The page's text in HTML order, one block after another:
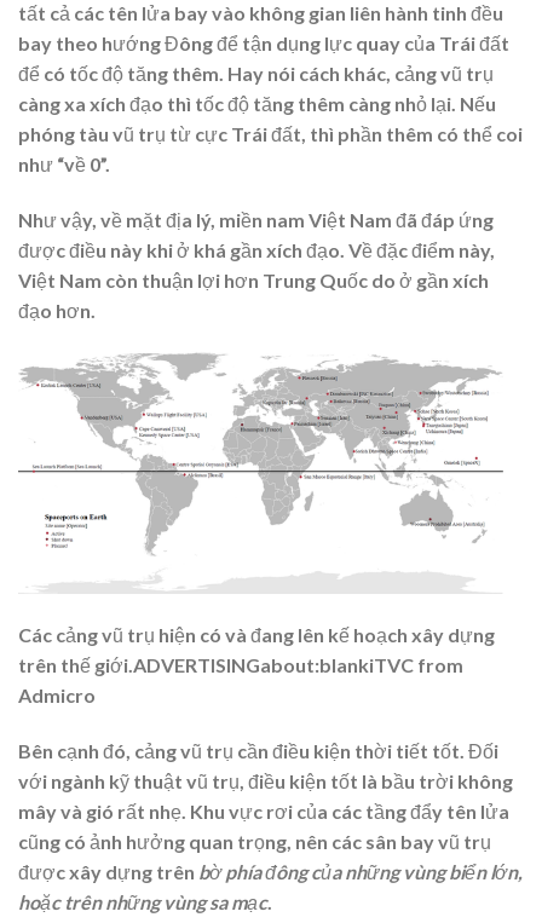
tất cả các tên lửa bay vào không gian liên hành tinh đều
bay theo hướng Đông để tận dụng lực quay của Trái đất
để có tốc độ tăng thêm. Hay nói cách khác, cảng vũ trụ
càng xa xích đạo thì tốc độ tăng thêm càng nhỏ lại. Nếu
phóng tàu vũ trụ từ cực Trái đất, thì phần thêm có thể coi
như “về 0”.
Như vậy, về mặt địa lý, miền nam Việt Nam đã đáp ứng
được điều này khi ở khá gần xích đạo. Về đặc điểm này,
Việt Nam còn thuận lợi hơn Trung Quốc do ở gần xích
đạo hơn.
Các cảng vũ trụ hiện có và đang lên kế hoạch xây dựng
trên thế giới. ADVERTISINGabout:blankiTVC from
Admicro
Bên cạnh đó, cảng vũ trụ cần điều kiện thời tiết tốt. Đối
với ngành kỹ thuật vũ trụ, điều kiện tốt là bầu trời không
mây và gió rất nhẹ. Khu vực rơi của các tầng đẩy tên lửa
cũng có ảnh hưởng quan trọng, nên các sân bay vũ trụ
được xây dựng trên bờ phía đông của những vùng biển lớn,
hoặc trên những vùng sa mạc.